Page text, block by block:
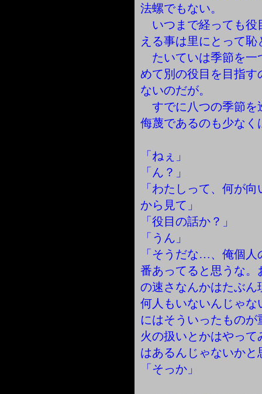
法螺でもない。
いつまで経っても役
える事は里にとって
たいていは季節を一
めて別の役目を目指
ないのだが。
すでに八つの季節を
侮蔑であるのも少なく
「ねぇ」
「ん？」
「わたしって、何が
から見て」
「役目の話か？」
「うん」
「そうだな…、俺個
番あってると思うな
の速さなんかはたぶ
何人もいないんじゃ
にはそういったもの
火の扱いとかはやっ
はあるんじゃないかと
「そっか」